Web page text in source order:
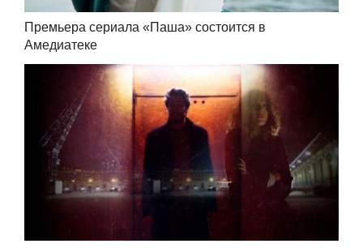
Премьера сериала «Паша» состоится в
Амедиатеке